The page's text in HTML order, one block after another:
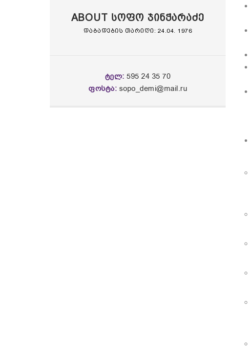
ABOUT სოფო ჯინჭარაძე
დაბადების თარიღი: 24.04. 1976
ᲢᲔᲚ: 595 24 35 70
ᲤᲝᲡᲢᲐ: sopo_demi@mail.ru